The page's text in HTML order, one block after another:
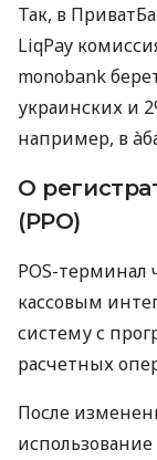
Так, в
LiqPay
monobank
украинских и
например, в
О
(РРО)
POS-терминал
кассовым
систему с
расчетных
После